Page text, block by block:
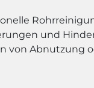
und
von